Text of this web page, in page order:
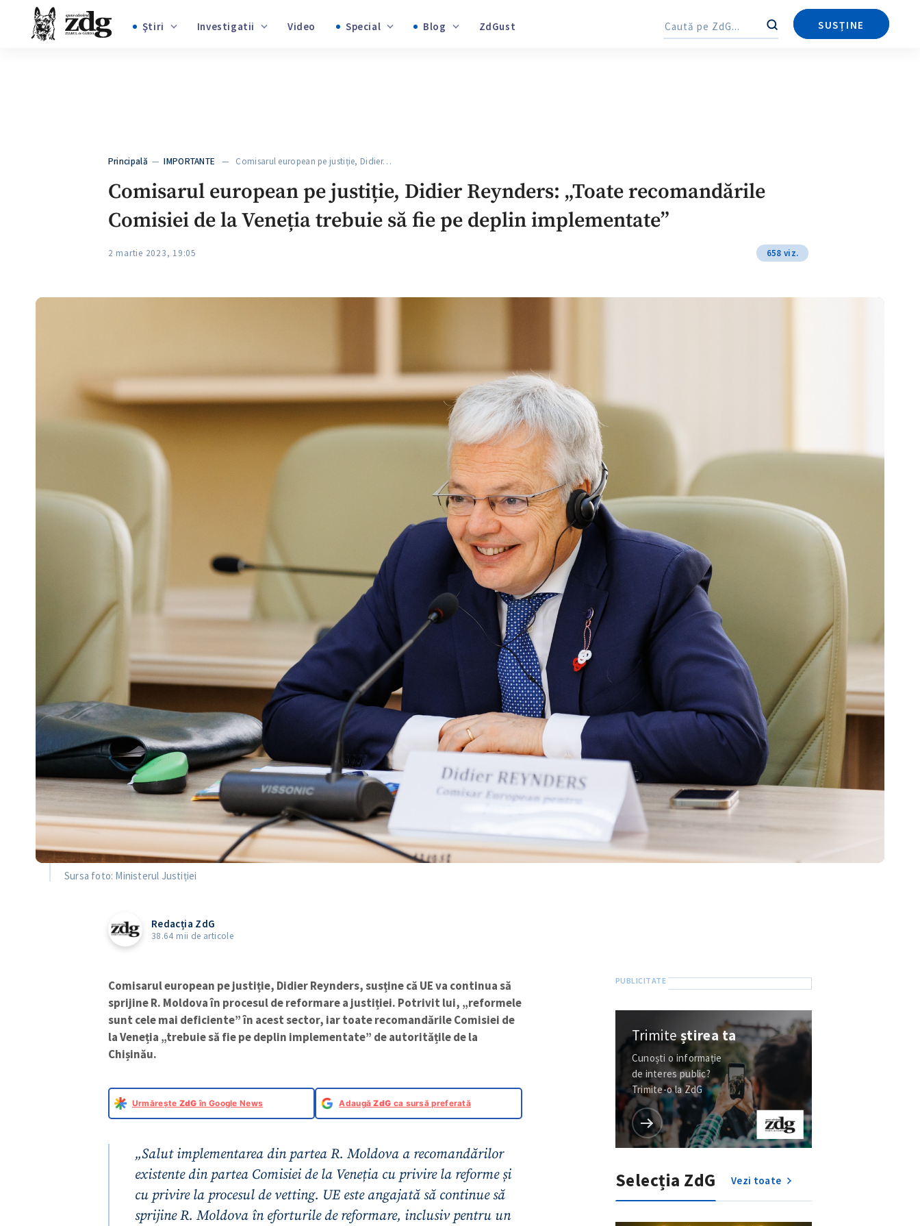
30 , Chișinău in English на русском
+1
Principală —IMPORTANTE — Comisarul european pe justiție, Didier…
Comisarul european pe justiție, Didier Reynders: „Toate recomandările
Comisiei de la Veneția trebuie să fie pe deplin implementate”
2 martie 2023, 19:05 658 viz.
Sursa foto: Ministerul Justiției
Redacția ZdG
38.64 mii de articole
Comisarul european pe justiție, Didier Reynders, susține că UE va continua să
sprijine R. Moldova în procesul de reformare a justiției. Potrivit lui, „reformele
sunt cele mai deficiente” în acest sector, iar toate recomandările Comisiei de
la Veneția „trebuie să fie pe deplin implementate” de autoritățile de la
Chișinău.
Urmărește ZdG în Google News AdaugăZdG ca sursă preferată
„Salut implementarea din partea R. Moldova a recomandărilor
existente din partea Comisiei de la Veneția cu privire la reforme și
cu privire la procesul de vetting. UE este angajată să continue să
sprijine R. Moldova în eforturile de reformare, inclusiv pentru un
Trimiteștirea ta
Cunoști o informație
de interes public?
Trimite-o la ZdG
Selecția ZdG Vezi toate